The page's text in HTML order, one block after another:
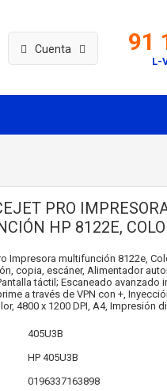
Cuenta 91
L-
PRO
HP 8122E,
Impresora multifunción 8122e,
copia, escáner, Alimentador
táctil; Escaneado avanzado
a través de VPN con +,
4800 x 1200 DPI, A4, Impresión
405U3B
HP 405U3B
0196337163898